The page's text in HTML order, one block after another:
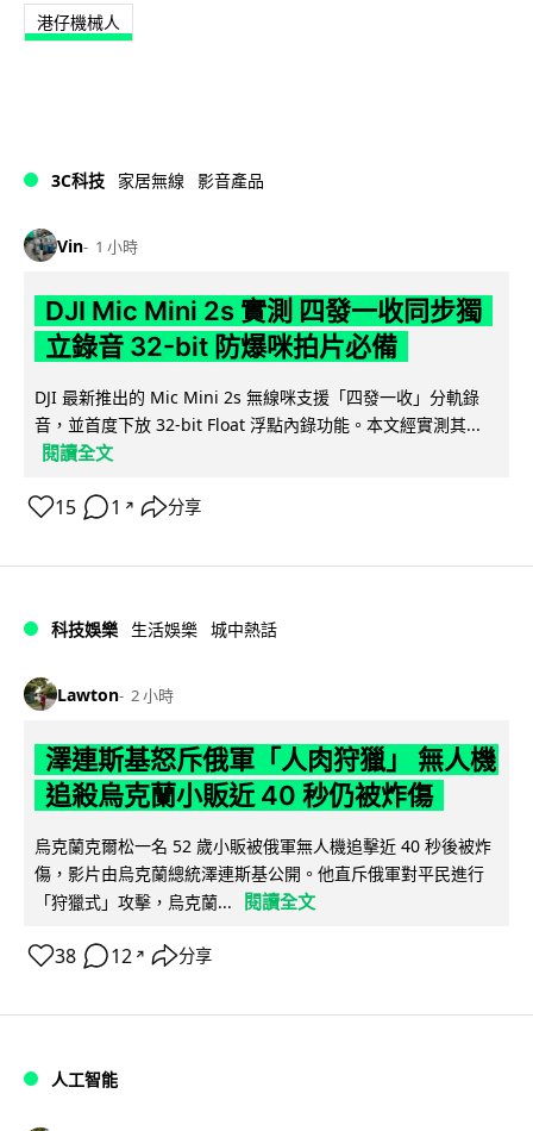
港仔機械人
3C科技 家居無線 影音產品
Vin 1 小時
DJI Mic Mini 2s 實測 四發一收同步獨
立錄音 32-bit 防爆咪拍片必備
DJI 最新推出的 Mic Mini 2s 無線咪支援「四發一收」分軌錄
音，並首度下放 32-bit Float 浮點內錄功能。本文經實測其...
閱讀全文
15 1 ↗ 分享
科技娛樂 生活娛樂 城中熱話
Lawton 2 小時
澤連斯基怒斥俄軍「人肉狩獵」 無人機
追殺烏克蘭小販近 40 秒仍被炸傷
烏克蘭克爾松一名 52 歲小販被俄軍無人機追擊近 40 秒後被炸
傷，影片由烏克蘭總統澤連斯基公開。他直斥俄軍對平民進行
「狩獵式」攻擊，烏克蘭...
閱讀全文
38 12 ↗ 分享
人工智能